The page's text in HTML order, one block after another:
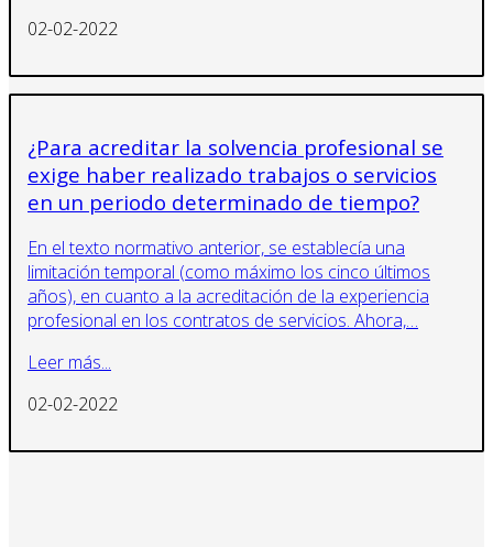
02-02-2022
¿Para acreditar la solvencia profesional se
exige haber realizado trabajos o servicios
en un periodo determinado de tiempo?
En el texto normativo anterior, se establecía una
limitación temporal (como máximo los cinco últimos
años), en cuanto a la acreditación de la experiencia
profesional en los contratos de servicios. Ahora,…
Leer más...
02-02-2022